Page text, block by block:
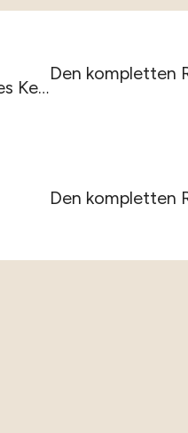
Mailand ist als Modehauptstadt, industrielles Kernland, Handelszentrum und...
Den kompletten
Den kompletten